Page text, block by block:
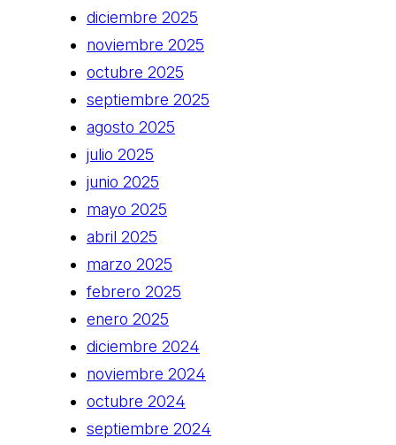
diciembre 2025
noviembre 2025
octubre 2025
septiembre 2025
agosto 2025
julio 2025
junio 2025
mayo 2025
abril 2025
marzo 2025
febrero 2025
enero 2025
diciembre 2024
noviembre 2024
octubre 2024
septiembre 2024